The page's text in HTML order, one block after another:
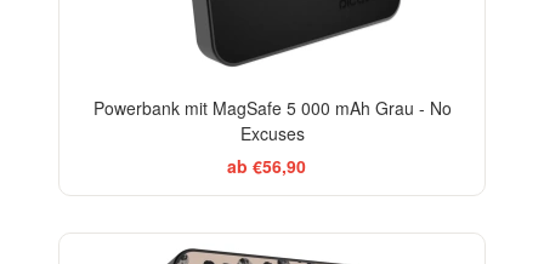
Powerbank mit MagSafe 5 000 mAh Grau - No
Excuses
ab €56,90